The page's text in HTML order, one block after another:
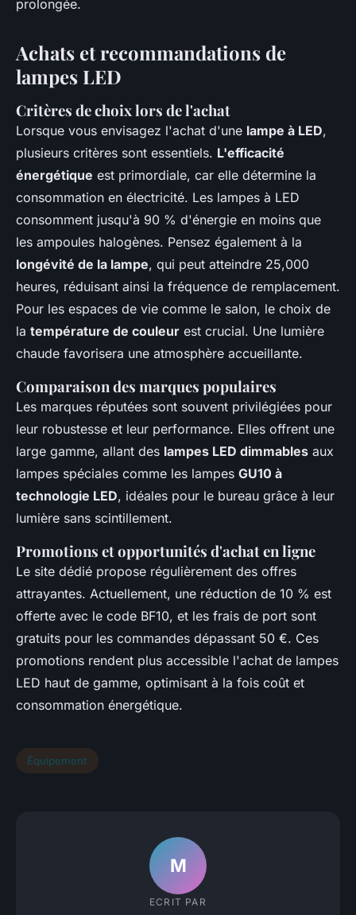
prolongée.
Achats et recommandations de
lampes LED
Critères de choix lors de l'achat
Lorsque vous envisagez l'achat d'une lampe à LED,
plusieurs critères sont essentiels. L'efficacité
énergétique est primordiale, car elle détermine la
consommation en électricité. Les lampes à LED
consomment jusqu'à 90 % d'énergie en moins que
les ampoules halogènes. Pensez également à la
longévité de la lampe, qui peut atteindre 25,000
heures, réduisant ainsi la fréquence de remplacement.
Pour les espaces de vie comme le salon, le choix de
la température de couleur est crucial. Une lumière
chaude favorisera une atmosphère accueillante.
Comparaison des marques populaires
Les marques réputées sont souvent privilégiées pour
leur robustesse et leur performance. Elles offrent une
large gamme, allant des lampes LED dimmables aux
lampes spéciales comme les lampes GU10 à
technologie LED, idéales pour le bureau grâce à leur
lumière sans scintillement.
Promotions et opportunités d'achat en ligne
Le site dédié propose régulièrement des offres
attrayantes. Actuellement, une réduction de 10 % est
offerte avec le code BF10, et les frais de port sont
gratuits pour les commandes dépassant 50 €. Ces
promotions rendent plus accessible l'achat de lampes
LED haut de gamme, optimisant à la fois coût et
consommation énergétique.
Équipement
M
ECRIT PAR